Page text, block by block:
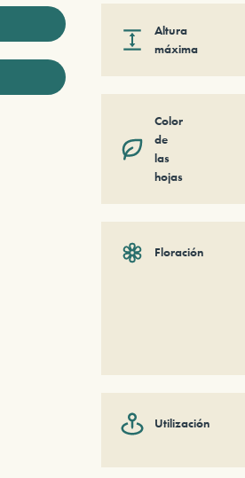
Altura
máxima
Color
de
las
hojas
Floración
Utilización